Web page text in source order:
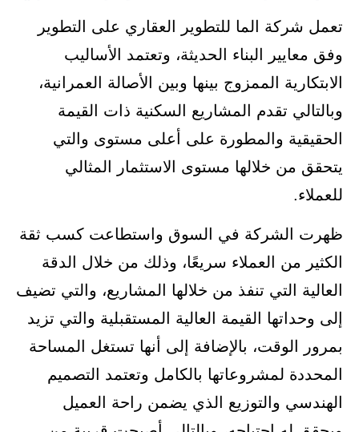
تعمل شركة الما للتطوير العقاري على التطوير
وفق معايير البناء الحديثة، وتعتمد الأساليب
الابتكارية الممزوج بينها وبين الأصالة العمرانية،
وبالتالي تقدم المشاريع السكنية ذات القيمة
الحقيقية والمطورة على أعلى مستوى والتي
يتحقق من خلالها مستوى الاستثمار المثالي
للعملاء.
ظهرت الشركة في السوق واستطاعت كسب ثقة
الكثير من العملاء سريعًا، وذلك من خلال الدقة
العالية التي تنفذ من خلالها المشاريع، والتي تضيف
إلى وحداتها القيمة العالية المستقبلية والتي تزيد
بمرور الوقت، بالإضافة إلى أنها تستغل المساحة
المحددة لمشروعاتها بالكامل وتعتمد التصميم
الهندسي والتوزيع الذي يضمن راحة العميل